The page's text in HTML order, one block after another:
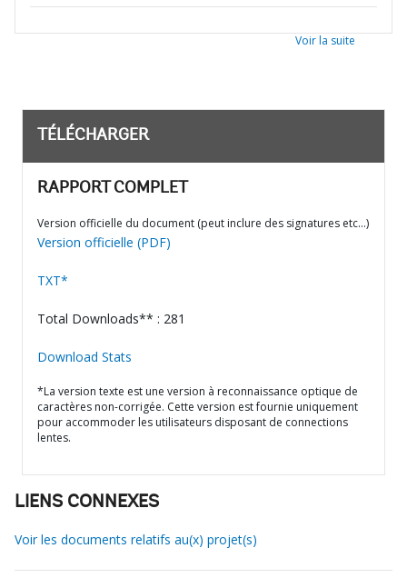
Voir la suite
TÉLÉCHARGER
RAPPORT COMPLET
Version officielle du document (peut inclure des signatures etc…)
Version officielle (PDF)
TXT*
Total Downloads** : 281
Download Stats
*La version texte est une version à reconnaissance optique de
caractères non-corrigée. Cette version est fournie uniquement
pour accommoder les utilisateurs disposant de connections
lentes.
LIENS CONNEXES
Voir les documents relatifs au(x) projet(s)